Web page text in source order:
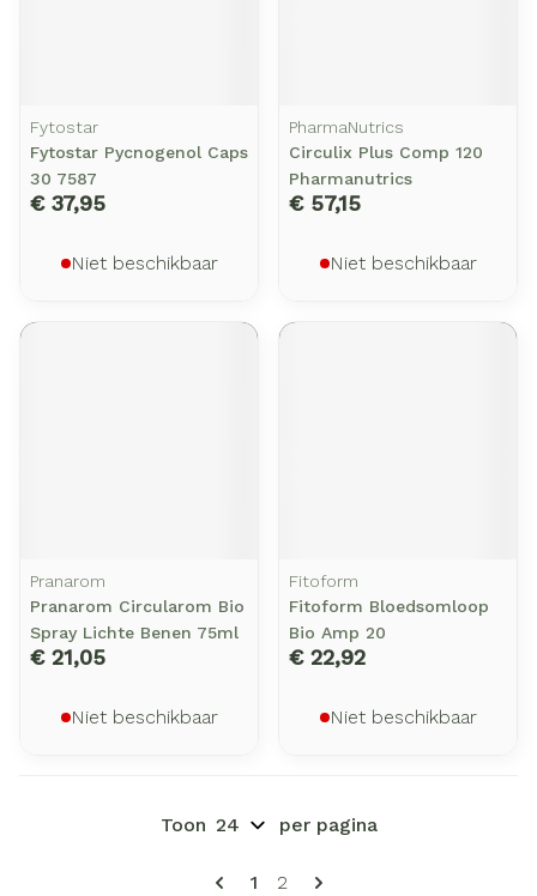
Fytostar
Fytostar Pycnogenol Caps
30 7587
€ 37,95
Niet beschikbaar
PharmaNutrics
Circulix Plus Comp 120
Pharmanutrics
€ 57,15
Niet beschikbaar
Pranarom
Pranarom Circularom Bio
Spray Lichte Benen 75ml
€ 21,05
Niet beschikbaar
Fitoform
Fitoform Bloedsomloop
Bio Amp 20
€ 22,92
Niet beschikbaar
Pagina's
U lees momenteel pagina
1 Pagina
2
Toon per pagina